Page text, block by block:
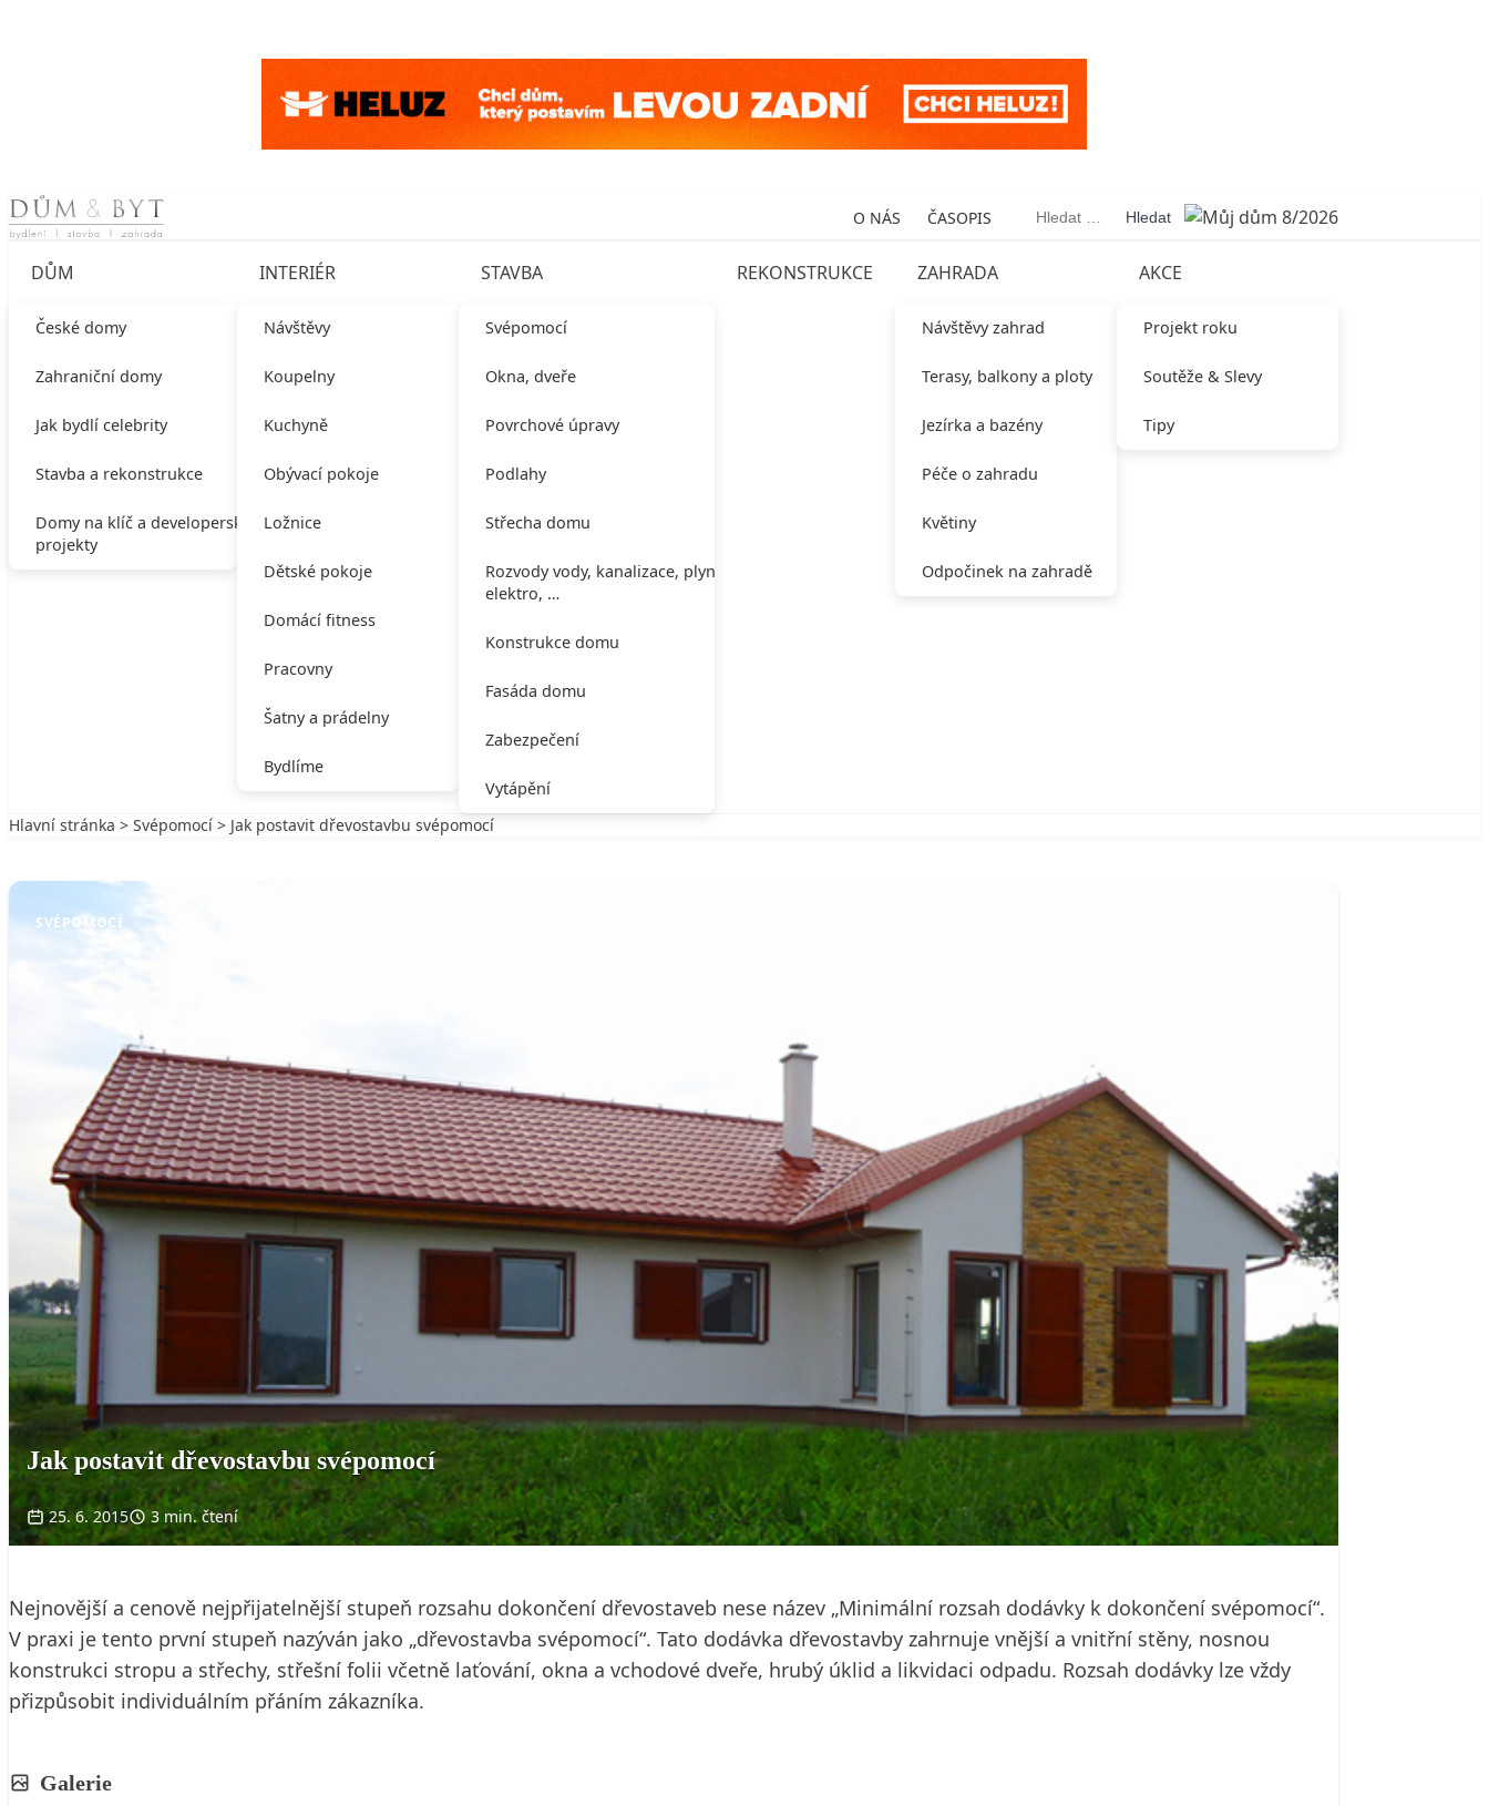
Skip to content O NÁS ČASOPIS Vyhledávání
DŮM
České domy
Zahraniční domy
Jak bydlí celebrity
Stavba a rekonstrukce
Domy na klíč a developerské
projekty
INTERIÉR
Návštěvy
Koupelny
Kuchyně
Obývací pokoje
Ložnice
Dětské pokoje
Domácí fitness
Pracovny
Šatny a prádelny
Bydlíme
STAVBA
Svépomocí
Okna, dveře
Povrchové úpravy
Podlahy
Střecha domu
Rozvody vody, kanalizace, plynu,
elektro, …
Konstrukce domu
Fasáda domu
Zabezpečení
Vytápění
REKONSTRUKCE ZAHRADA
Návštěvy zahrad
Terasy, balkony a ploty
Jezírka a bazény
Péče o zahradu
Květiny
Odpočinek na zahradě
AKCE
Projekt roku
Soutěže & Slevy
Tipy
Hlavní stránka > Svépomocí > Jak postavit dřevostavbu svépomocí
SVÉPOMOCÍ
Jak postavit dřevostavbu svépomocí
25. 6. 2015 3 min. čtení
Nejnovější a cenově nejpřijatelnější stupeň rozsahu dokončení dřevostaveb nese název „Minimální rozsah dodávky k dokončení svépomocí“.
V praxi je tento první stupeň nazýván jako „dřevostavba svépomocí“. Tato dodávka dřevostavby zahrnuje vnější a vnitřní stěny, nosnou
konstrukci stropu a střechy, střešní folii včetně laťování, okna a vchodové dveře, hrubý úklid a likvidaci odpadu. Rozsah dodávky lze vždy
přizpůsobit individuálním přáním zákazníka.
Galerie